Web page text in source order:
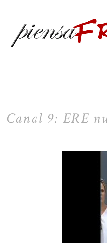
Canal 9: ERE